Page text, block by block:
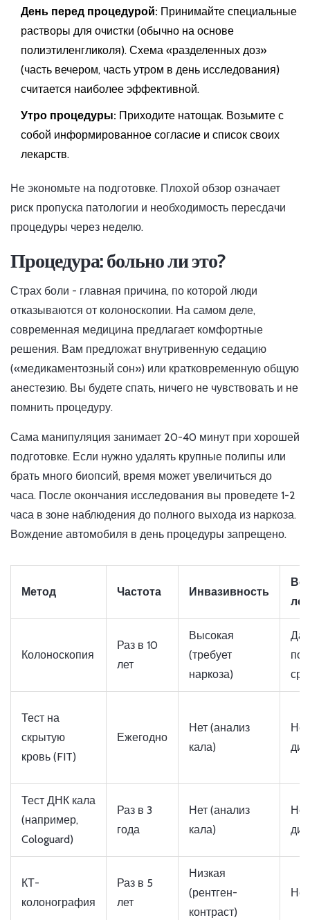
День перед процедурой: Принимайте специальные
растворы для очистки (обычно на основе
полиэтиленгликоля). Схема «разделенных доз»
(часть вечером, часть утром в день исследования)
считается наиболее эффективной.
Утро процедуры: Приходите натощак. Возьмите с
собой информированное согласие и список своих
лекарств.
Не экономьте на подготовке. Плохой обзор означает
риск пропуска патологии и необходимость пересдачи
процедуры через неделю.
Процедура: больно ли это?
Страх боли - главная причина, по которой люди
отказываются от колоноскопии. На самом деле,
современная медицина предлагает комфортные
решения. Вам предложат внутривенную седацию
(«медикаментозный сон») или кратковременную общую
анестезию. Вы будете спать, ничего не чувствовать и не
помнить процедуру.
Сама манипуляция занимает 20-40 минут при хорошей
подготовке. Если нужно удалять крупные полипы или
брать много биопсий, время может увеличиться до
часа. После окончания исследования вы проведете 1-2
часа в зоне наблюдения до полного выхода из наркоза.
Вождение автомобиля в день процедуры запрещено.
Метод Частота Инвазивность
Колоноскопия
Раз в 10
лет
Высокая
(требует
наркоза)
Да
Тест на
скрытую
кровь (FIT)
Ежегодно
Нет (анализ
кала)
Тест ДНК кала
(например,
Cologuard)
Раз в 3
года
Нет (анализ
кала)
КТ-
колонография
Раз в 5
лет
Низкая
(рентген-
контраст)
Нет